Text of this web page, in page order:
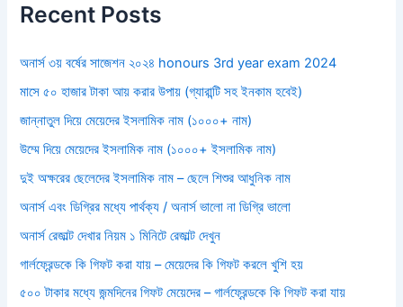
Recent Posts
অনার্স ৩য় বর্ষের সাজেশন ২০২৪ honours 3rd year exam 2024
মাসে ৫০ হাজার টাকা আয় করার উপায় (গ্যারান্টি সহ ইনকাম হবেই)
জান্নাতুল দিয়ে মেয়েদের ইসলামিক নাম (১০০০+ নাম)
উম্মে দিয়ে মেয়েদের ইসলামিক নাম (১০০০+ ইসলামিক নাম)
দুই অক্ষরের ছেলেদের ইসলামিক নাম – ছেলে শিশুর আধুনিক নাম
অনার্স এবং ডিগ্রির মধ্যে পার্থক্য / অনার্স ভালো না ডিগ্রি ভালো
অনার্স রেজাল্ট দেখার নিয়ম ১ মিনিটে রেজাল্ট দেখুন
গার্লফ্রেন্ডকে কি গিফট করা যায় – মেয়েদের কি গিফট করলে খুশি হয়
৫০০ টাকার মধ্যে জন্মদিনের গিফট মেয়েদের – গার্লফ্রেন্ডকে কি গিফট করা যায়